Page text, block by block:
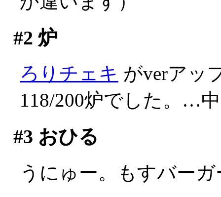
#2 炉
ろりチェキ がverアッ
118/200炉でした。…
#3 おひる
うにゅー。もすバーガ